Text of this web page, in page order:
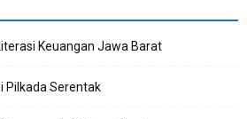
Keuangan Jawa Barat
Pilkada Serentak